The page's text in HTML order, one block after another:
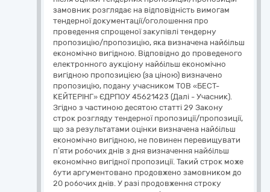
замовник розглядає на відповідність вимогам
тендерної документації/оголошення про
проведення спрощеної закупівлі тендерну
пропозицію/пропозицію, яка визначена найбільш
економічно вигідною. Відповідно до проведеного
електронного аукціону найбільш економічно
вигідною пропозицією (за ціною) визначено
пропозицію, подану учасником ТОВ «БЕСТ-
КЕЙТЕРІНГ» ЄДРПОУ 45621423 (Далі - Учасник).
Згідно з частиною десятою статті 29 Закону
строк розгляду тендерної пропозиції/пропозиції,
що за результатами оцінки визначена найбільш
економічно вигідною, не повинен перевищувати
п’яти робочих днів з дня визначення найбільш
економічно вигідної пропозиції. Такий строк може
бути аргументовано продовжено замовником до
20 робочих днів. У разі продовження строку